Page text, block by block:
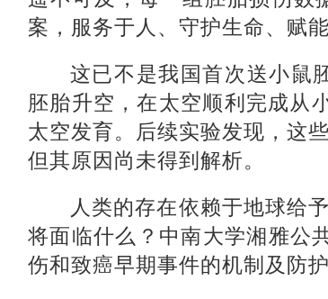
案，服务于人、守护生命、赋
这已不是我国首次送小鼠
胚胎升空，在太空顺利完成从
太空发育。后续实验发现，这
但其原因尚未得到解析。
人类的存在依赖于地球给
将面临什么？中南大学湘雅公
伤和致癌早期事件的机制及防